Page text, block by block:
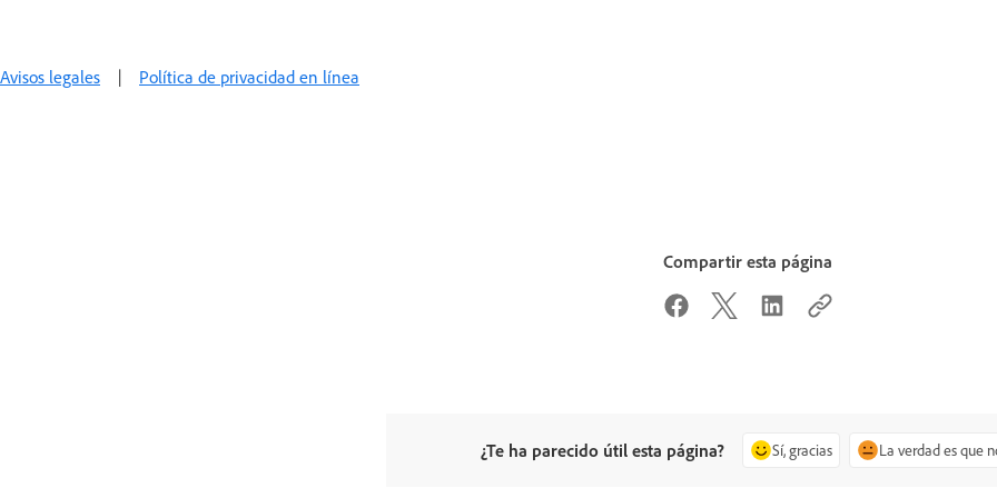
Avisos legales | Política de privacidad en línea
Compartir esta página
¿Te ha parecido útil esta página? Sí, gracias La verdad es que